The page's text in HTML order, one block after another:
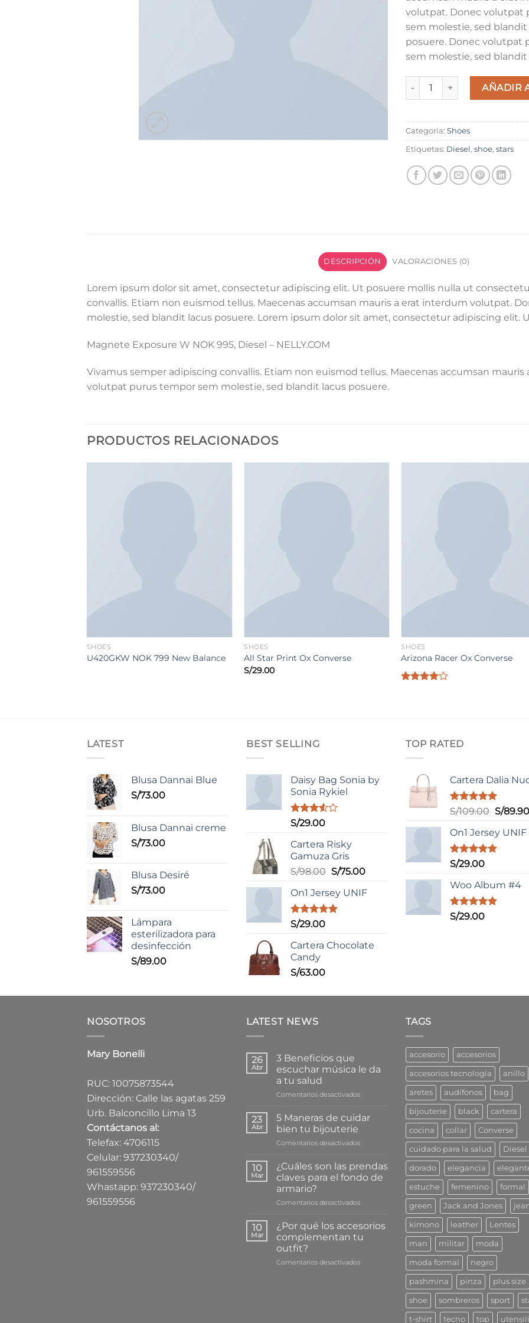
volutpat. Donec volutpat
sem molestie, sed blandit
posuere. Donec volutpat
sem molestie, sed blandit
Magnete Exposure Diesel
AÑADIR
Categoría: Shoes
Etiquetas: Diesel, shoe, stars
DESCRIPCIÓN VALORACIONES (0)
Lorem ipsum dolor sit amet, consectetur adipiscing elit. Ut posuere mollis nulla ut
convallis. Etiam non euismod tellus. Maecenas accumsan mauris a erat interdum volutpat.
molestie, sed blandit lacus posuere. Lorem ipsum dolor sit amet, consectetur adipiscing elit.
Magnete Exposure W NOK 995, Diesel – NELLY.COM
Vivamus semper adipiscing convallis. Etiam non euismod tellus. Maecenas accumsan
volutpat purus tempor sem molestie, sed blandit lacus posuere.
PRODUCTOS RELACIONADOS
SHOES
U420GKW NOK 799 New Balance
SHOES
All Star Print Ox Converse
S/29.00
SHOES
Arizona Racer Ox Converse
LATEST
Blusa Dannai Blue
S/73.00
Blusa Dannai creme
S/73.00
Blusa Desiré
S/73.00
Lámpara
esterilizadora para
desinfección
S/89.00
BEST SELLING
Daisy Bag Sonia by
Sonia Rykiel
Valorado
3.50de
5
S/29.00
Cartera Risky
Gamuza Gris
S/98.00 El
original
era:
S/75.00El
actual
On1 Jersey UNIF
Valorado
de 5
S/29.00
Cartera Chocolate
Candy
S/63.00
TOP RATED
Cartera Dalia
Valorado
de 5
S/109.00 El
original
era:
S/89.90
On1 Jersey UNIF
Valorado
de 5
S/29.00
Woo Album #4
Valorado
S/29.00
NOSOTROS
Mary Bonelli
RUC: 10075873544
Dirección: Calle las agatas 259
Urb. Balconcillo Lima 13
Contáctanos al:
Telefax: 4706115
Celular: 937230340/
961559556
Whastapp: 937230340/
961559556
LATEST NEWS
26
Abr
3 Beneficios que
escuchar música le da
a tu salud
Comentarios desactivadosen
Beneficios
que
música
da
a
23
Abr
5 Maneras de cuidar
bien tu bijouterie
Comentarios desactivadosen
Maneras
de
cuidar
tu
10
Mar
¿Cuáles son las prendas
claves para el fondo de
armario?
Comentarios desactivadosen
las
prendas
para
10
Mar
¿Por qué los accesorios
complementan tu
outfit?
Comentarios desactivadosen
complementan
TAGS
accesorio accesorios
accesorios tecnología anillo
aretes audífonos bag
bijouterie black cartera
cocina collar Converse
cuidado para la salud Diesel
dorado elegancia
estuche femenino formal
green Jack and Jones
kimono leather Lentes
man militar moda
moda formal negro
pashmina pinza plus size
shoe sombreros sport
t-shirt tecno top